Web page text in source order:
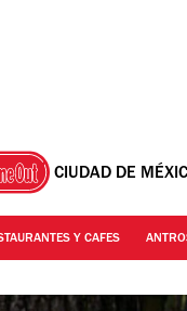
CIUDAD DE
Y CAFES